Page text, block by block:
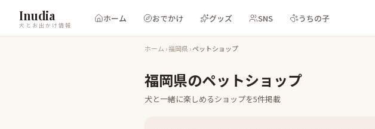
Inudia
犬とお出かけ情報
ホーム おでかけ グッズ SNS うちの子
ホーム ›福岡県›ペットショップ
福岡県のペットショップ
犬と一緒に楽しめるショップを5件掲載